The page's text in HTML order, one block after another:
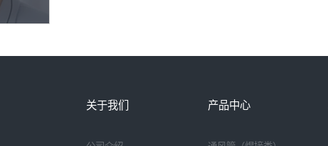
关于我们 产品中心